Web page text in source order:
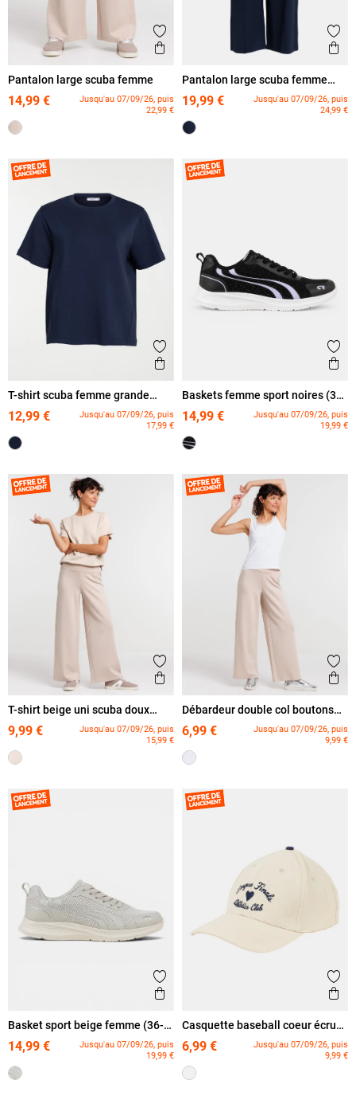
Ajouter aux favoris
Aperçu rapide
Pantalon large scuba femme
14,99 €
Jusqu'au 07/09/26, puis
22,99 €
Pantalon large scuba femme
grande taille
19,99 €
Jusqu'au 07/09/26, puis
24,99 €
Ajouter aux favoris
Aperçu rapide
T-shirt scuba femme grande
12,99 €
Jusqu'au 07/09/26, puis
17,99 €
Baskets femme sport noires (36-
14,99 €
Jusqu'au 07/09/26, puis
19,99 €
Ajouter aux favoris
Aperçu rapide
T-shirt beige uni scuba doux
femme
9,99 €
Jusqu'au 07/09/26, puis
15,99 €
Débardeur double col boutons
femme
6,99 €
Jusqu'au 07/09/26, puis
9,99 €
Ajouter aux favoris
Aperçu rapide
Basket sport beige femme (36-
14,99 €
Jusqu'au 07/09/26, puis
19,99 €
Casquette baseball coeur écru
6,99 €
Jusqu'au 07/09/26, puis
9,99 €